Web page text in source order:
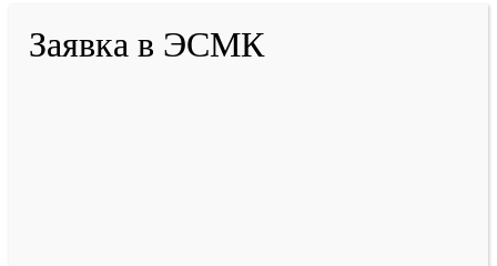
Заявка в ЭСМК